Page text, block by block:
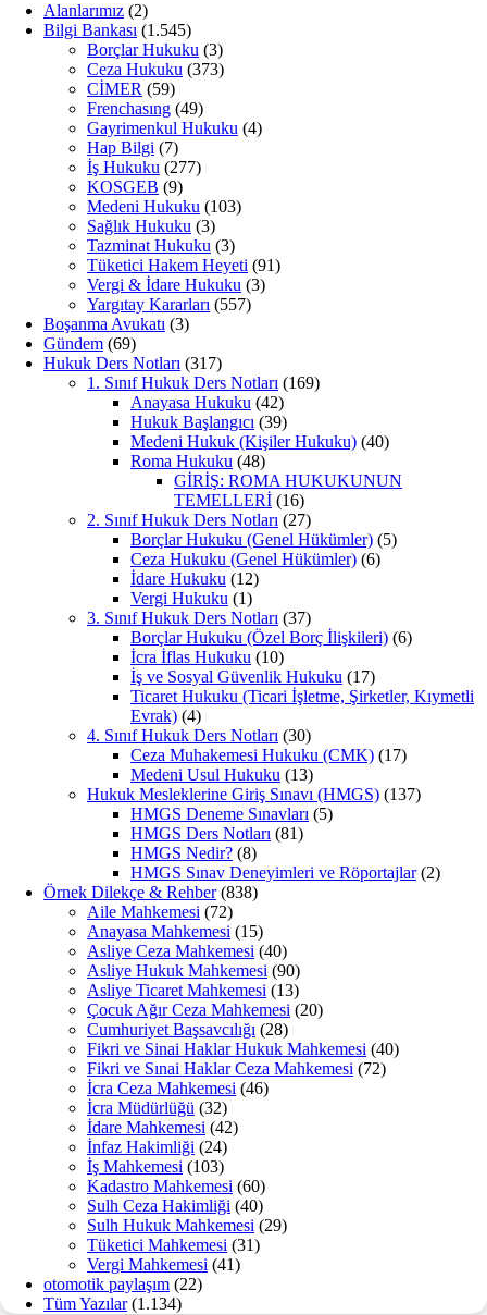
Alanlarımız (2)
Bilgi Bankası (1.545)
Borçlar Hukuku (3)
Ceza Hukuku (373)
CİMER (59)
Frenchasıng (49)
Gayrimenkul Hukuku (4)
Hap Bilgi (7)
İş Hukuku (277)
KOSGEB (9)
Medeni Hukuku (103)
Sağlık Hukuku (3)
Tazminat Hukuku (3)
Tüketici Hakem Heyeti (91)
Vergi & İdare Hukuku (3)
Yargıtay Kararları (557)
Boşanma Avukatı (3)
Gündem (69)
Hukuk Ders Notları (317)
1. Sınıf Hukuk Ders Notları (169)
Anayasa Hukuku (42)
Hukuk Başlangıcı (39)
Medeni Hukuk (Kişiler Hukuku) (40)
Roma Hukuku (48)
GİRİŞ: ROMA HUKUKUNUN
TEMELLERİ (16)
2. Sınıf Hukuk Ders Notları (27)
Borçlar Hukuku (Genel Hükümler) (5)
Ceza Hukuku (Genel Hükümler) (6)
İdare Hukuku (12)
Vergi Hukuku (1)
3. Sınıf Hukuk Ders Notları (37)
Borçlar Hukuku (Özel Borç İlişkileri) (6)
İcra İflas Hukuku (10)
İş ve Sosyal Güvenlik Hukuku (17)
Ticaret Hukuku (Ticari İşletme, Şirketler, Kıymetli
Evrak) (4)
4. Sınıf Hukuk Ders Notları (30)
Ceza Muhakemesi Hukuku (CMK) (17)
Medeni Usul Hukuku (13)
Hukuk Mesleklerine Giriş Sınavı (HMGS) (137)
HMGS Deneme Sınavları (5)
HMGS Ders Notları (81)
HMGS Nedir? (8)
HMGS Sınav Deneyimleri ve Röportajlar(2)
Örnek Dilekçe & Rehber(838)
Aile Mahkemesi (72)
Anayasa Mahkemesi (15)
Asliye Ceza Mahkemesi (40)
Asliye Hukuk Mahkemesi (90)
Asliye Ticaret Mahkemesi (13)
Çocuk Ağır Ceza Mahkemesi (20)
Cumhuriyet Başsavcılığı (28)
Fikri ve Sinai Haklar Hukuk Mahkemesi (40)
Fikri ve Sınai Haklar Ceza Mahkemesi (72)
İcra Ceza Mahkemesi (46)
İcra Müdürlüğü (32)
İdare Mahkemesi (42)
İnfaz Hakimliği (24)
İş Mahkemesi (103)
Kadastro Mahkemesi (60)
Sulh Ceza Hakimliği (40)
Sulh Hukuk Mahkemesi (29)
Tüketici Mahkemesi (31)
Vergi Mahkemesi (41)
otomotik paylaşım (22)
Tüm Yazılar(1.134)